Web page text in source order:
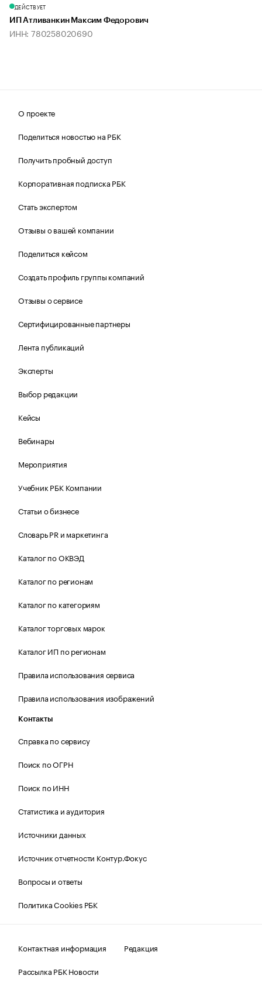
ДЕЙСТВУЕТ
ИП Атливанкин Максим Федорович
ИНН: 780258020690
О проекте
Поделиться новостью на РБК
Получить пробный доступ
Корпоративная подписка РБК
Стать экспертом
Отзывы о вашей компании
Поделиться кейсом
Создать профиль группы компаний
Отзывы о сервисе
Сертифицированные партнеры
Лента публикаций
Эксперты
Выбор редакции
Кейсы
Вебинары
Мероприятия
Учебник РБК Компании
Статьи о бизнесе
Словарь PR и маркетинга
Каталог по ОКВЭД
Каталог по регионам
Каталог по категориям
Каталог торговых марок
Каталог ИП по регионам
Правила использования сервиса
Правила использования изображений
Контакты
Справка по сервису
Поиск по ОГРН
Поиск по ИНН
Статистика и аудитория
Источники данных
Источник отчетности Контур.Фокус
Вопросы и ответы
Политика Cookies РБК
Контактная информация
Редакция
Рассылка РБК Новости